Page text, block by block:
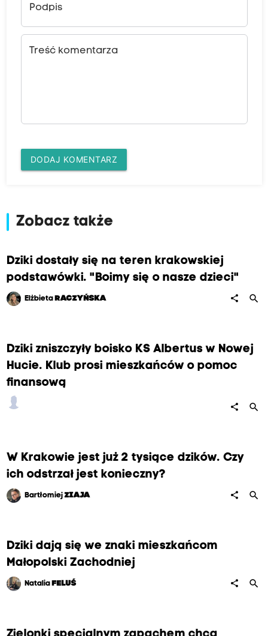
Podpis
Treść komentarza
DODAJ KOMENTARZ
Zobacz także
Dziki dostały się na teren krakowskiej
podstawówki. "Boimy się o nasze dzieci"
Elżbieta RACZYŃSKA share search
Dziki zniszczyły boisko KS Albertus w Nowej
Hucie. Klub prosi mieszkańców o pomoc
finansową
share search
W Krakowie jest już 2 tysiące dzików. Czy
ich odstrzał jest konieczny?
BartłomiejZIAJA share search
Dziki dają się we znaki mieszkańcom
Małopolski Zachodniej
Natalia FELUŚ share search